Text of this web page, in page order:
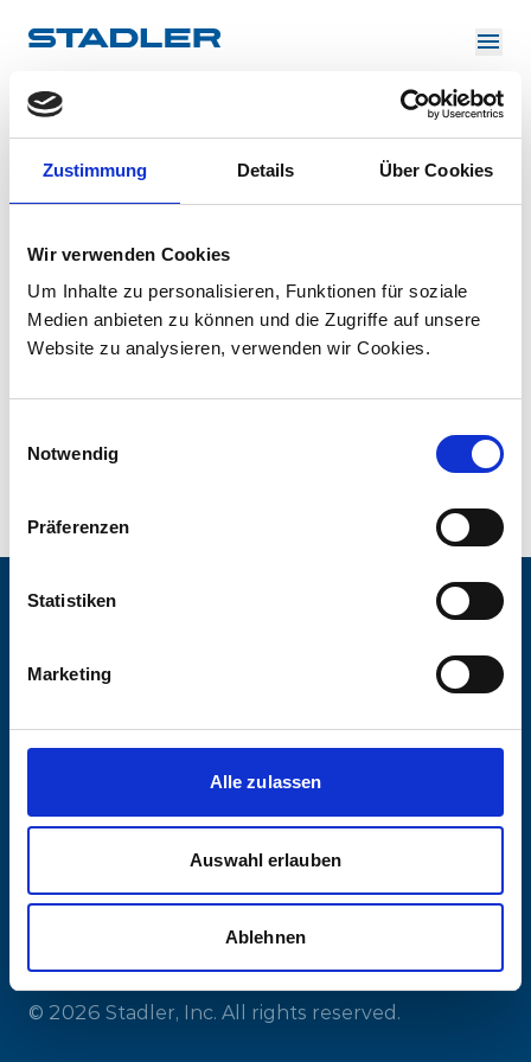
Zustimmung Details Über Cookies
Wir verwenden Cookies
Um Inhalte zu personalisieren, Funktionen für soziale
Medien anbieten zu können und die Zugriffe auf unsere
Website zu analysieren, verwenden wir Cookies.
Notwendig
Präferenzen
Statistiken
Marketing
Alle zulassen
Auswahl erlauben
Ablehnen
Investor Relations
Suppliers
Downloads
English
About us
Solutions
InnoTrans
Impressum
Stadler Rail AG, Ernst-Stadler-Strasse 1, 9565
Bussnang, Switzerland
stadler.rail@stadlerrail.com
FacebookInstagram
Certifications
© 2026 Stadler, Inc. All rights reserved.